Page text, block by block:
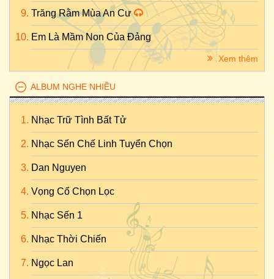
Trăng Rằm Mùa An Cư
Em Là Mầm Non Của Đảng
Xem thêm
ALBUM NGHE NHIỀU
Nhạc Trữ Tình Bất Tử
Nhạc Sến Chế Linh Tuyển Chọn
Dan Nguyen
Vọng Cổ Chọn Lọc
Nhạc Sến 1
Nhạc Thời Chiến
Ngọc Lan